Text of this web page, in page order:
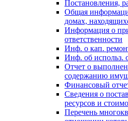
Постановления,
Общая
домах,
Информация о
ответственности
Инф. о кап.
Инф. об использ.
Отчет о
содержанию
Финансовый
Сведения о
ресурсов и
Перечень